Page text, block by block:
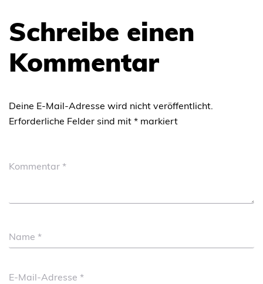
Schreibe einen
Kommentar
Deine E-Mail-Adresse wird nicht veröffentlicht.
Erforderliche Felder sind mit * markiert
Kommentar *
Name *
E-Mail-Adresse *